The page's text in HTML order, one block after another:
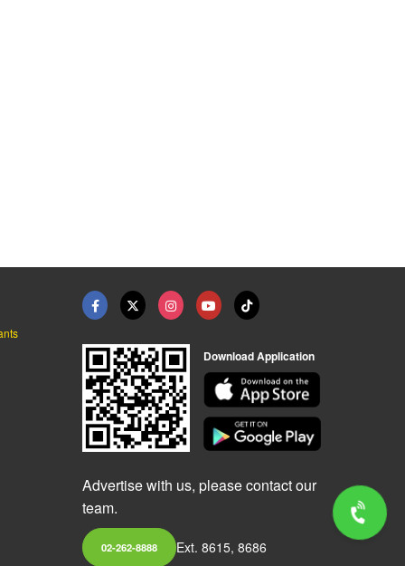
Download Application
Advertise with us, please contact our
team.
02-262-8888 Ext. 8615, 8686